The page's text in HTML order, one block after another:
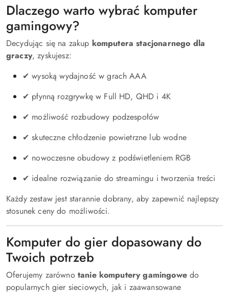
Dlaczego warto wybrać komputer
gamingowy?
Decydując się na zakup komputera stacjonarnego dla
graczy, zyskujesz:
✔ wysoką wydajność w grach AAA
✔ płynną rozgrywkę w Full HD, QHD i 4K
✔ możliwość rozbudowy podzespołów
✔ skuteczne chłodzenie powietrzne lub wodne
✔ nowoczesne obudowy z podświetleniem RGB
✔ idealne rozwiązanie do streamingu i tworzenia treści
Każdy zestaw jest starannie dobrany, aby zapewnić najlepszy
stosunek ceny do możliwości.
Komputer do gier dopasowany do
Twoich potrzeb
Oferujemy zarówno tanie komputery gamingowedo
popularnych gier sieciowych, jak i zaawansowane